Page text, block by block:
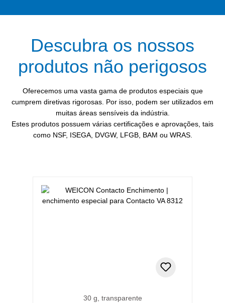
Descubra os nossos
produtos não perigosos
Oferecemos uma vasta gama de produtos especiais que
cumprem diretivas rigorosas. Por isso, podem ser utilizados em
muitas áreas sensíveis da indústria.
Estes produtos possuem várias certificações e aprovações, tais
como NSF, ISEGA, DVGW, LFGB, BAM ou WRAS.
30 g, transparente